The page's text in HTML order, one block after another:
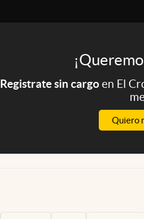
Registrate sin cargoen El
Quiero